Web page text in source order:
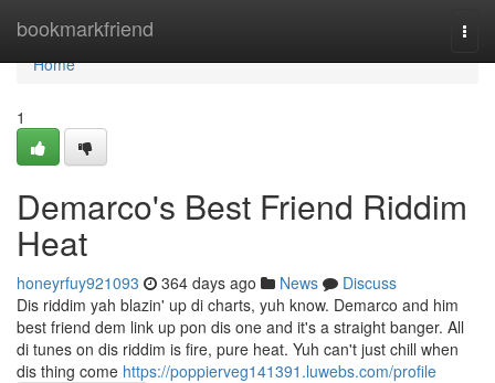
bookmarkfriend
Home
Home
1
Demarco's Best Friend Riddim
Heat
honeyrfuy921093 364 days ago News
Discuss
Dis riddim yah blazin' up di charts, yuh know. Demarco and him
best friend dem link up pon dis one and it's a straight banger. All
di tunes on dis riddim is fire, pure heat. Yuh can't just chill when
dis thing come https://poppierveg141391.luwebs.com/profile